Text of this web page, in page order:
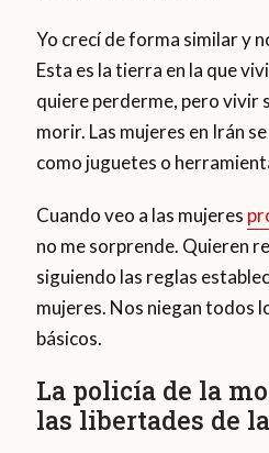
Yo crecí de forma similar y
Esta es la tierra en la que
quiere perderme, pero vivir
morir. Las mujeres en Irán
como juguetes o
Cuando veo a las mujeres
no me sorprende. Quieren
siguiendo las reglas
mujeres. Nos niegan todos
básicos.
La policía de la
las libertades de